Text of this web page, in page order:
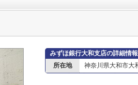
みずほ銀行大和支店の詳細情報
所在地
神奈川県大和市大